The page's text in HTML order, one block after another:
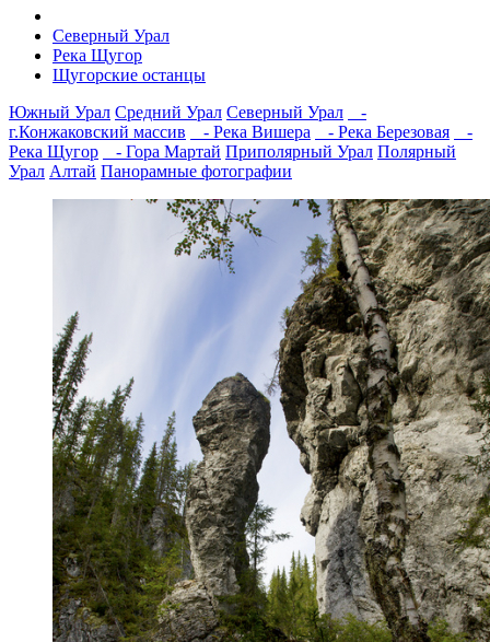
Северный Урал
Река Щугор
Щугорские останцы
Южный Урал Средний Урал Северный Урал
-
г.Конжаковский массив
- Река Вишера - Река Березовая
-
Река Щугор
- Гора Мартай Приполярный Урал Полярный
Урал Алтай Панорамные фотографии